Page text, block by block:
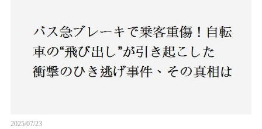
2025/07/23